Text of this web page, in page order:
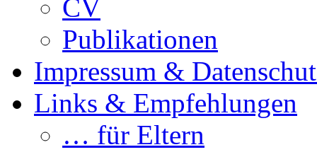
CV
Publikationen
Impressum &
Links & Empfehlungen
… für Eltern